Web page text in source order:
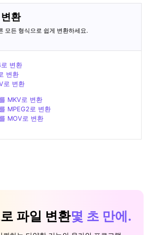
환
모든 형식으로 쉽게 변환하세요.
변환
변환
로 변환
MKV로 변환
MPEG2로 변환
MOV로 변환
파일 변환몇 초 만에.